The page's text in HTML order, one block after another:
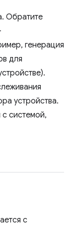
Обратите
генерация
для
устройства.
с системой,
с